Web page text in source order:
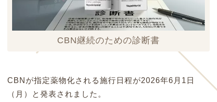
CBN継続のための診断書
CBNが指定薬物化される施行日程が2026年6月1日
（月）
と発表されました。